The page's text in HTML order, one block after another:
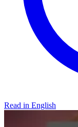
Read in English